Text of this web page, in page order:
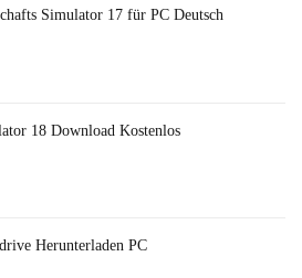
Simulator 17 für PC Deutsch
18 Download Kostenlos
Herunterladen PC